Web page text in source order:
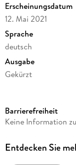
Erscheinungsdatum
12. Mai 2021
Sprache
deutsch
Ausgabe
Gekürzt
Laufzeit
Reihe
Barrierefreiheit
Keine Information
Entdecken Sie